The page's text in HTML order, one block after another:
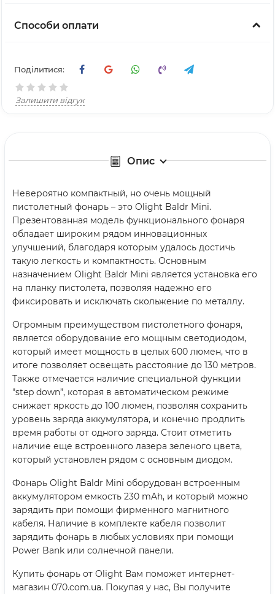
Способи оплати
Поділитися:
Залишити відгук
Опис
Невероятно компактный, но очень мощный
пистолетный фонарь – это Olight Baldr Mini.
Презентованная модель функционального фонаря
обладает широким рядом инновационных
улучшений, благодаря которым удалось достичь
такую легкость и компактность. Основным
назначением Olight Baldr Mini является установка его
на планку пистолета, позволяя надежно его
фиксировать и исключать скольжение по металлу.
Огромным преимуществом пистолетного фонаря,
является оборудование его мощным светодиодом,
который имеет мощность в целых 600 люмен, что в
итоге позволяет освещать расстояние до 130 метров.
Также отмечается наличие специальной функции
"step down”, которая в автоматическом режиме
снижает яркость до 100 люмен, позволяя сохранить
уровень заряда аккумулятора, и конечно продлить
время работы от одного заряда. Стоит отметить
наличие еще встроенного лазера зеленого цвета,
который установлен рядом с основным диодом.
Фонарь Olight Baldr Mini оборудован встроенным
аккумулятором емкость 230 mAh, и который можно
зарядить при помощи фирменного магнитного
кабеля. Наличие в комплекте кабеля позволит
зарядить фонарь в любых условиях при помощи
Power Bank или солнечной панели.
Купить фонарь от Olight Вам поможет интернет-
магазин 070.com.ua. Покупая у нас, Вы получите